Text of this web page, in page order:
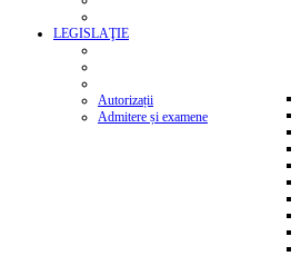
LEGISLAŢIE
Autorizații
Admitere și examene